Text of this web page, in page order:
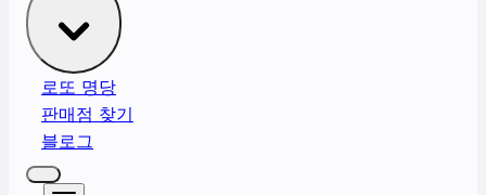
로또 명당
판매점 찾기
블로그